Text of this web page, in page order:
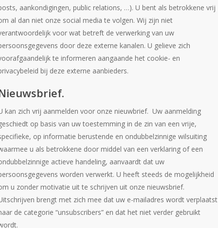
aankondigingen, public relations, …). U bent als betrokkene vrij
al dan niet onze social media te volgen. Wij zijn niet
voor wat betreft de verwerking van uw
door deze externe kanalen. U gelieve zich
te informeren aangaande het cookie- en
bij deze externe aanbieders.
kan zich vrij aanmelden voor onze nieuwbrief. Uw aanmelding
op basis van uw toestemming in de zin van een vrije,
op informatie berustende en ondubbelzinnige wilsuiting
u als betrokkene door middel van een verklaring of een
actieve handeling, aanvaardt dat uw
worden verwerkt. U heeft steeds de mogelijkheid
u zonder motivatie uit te schrijven uit onze nieuwsbrief.
brengt met zich mee dat uw e-mailadres wordt verplaatst
de categorie “unsubscribers” en dat het niet verder gebruikt